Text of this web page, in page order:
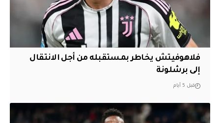
فلاهوفيتش يخاطر بمستقبله من أجل الانتقال
إلى برشلونة
قبل 5 أيام